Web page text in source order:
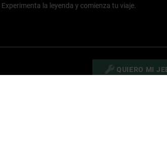
la leyenda y comienza tu viaje.
QUIERO MI